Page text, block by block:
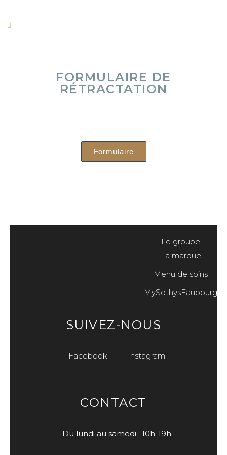
FORMULAIRE DE
RÉTRACTATION
Formulaire
Le groupe
La marque
Menu de soins
MySothysFaubourg
SUIVEZ-NOUS
Facebook Instagram
CONTACT
Du lundi au samedi : 10h-19h